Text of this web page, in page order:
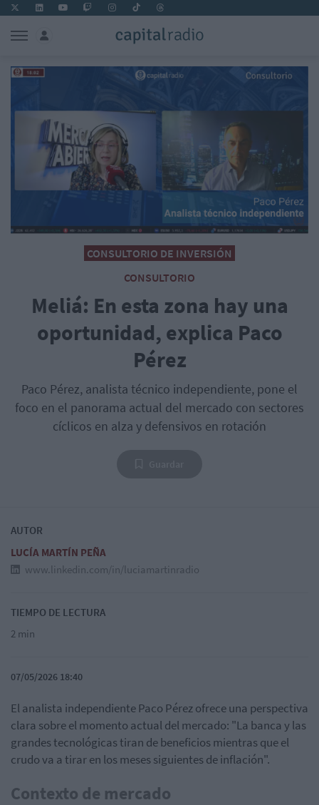
CONSULTORIO DE INVERSIÓN
CONSULTORIO
Meliá: En esta zona hay una
oportunidad, explica Paco
Pérez
Paco Pérez, analista técnico independiente, pone el
foco en el panorama actual del mercado con sectores
cíclicos en alza y defensivos en rotación
AUTOR
LUCÍA MARTÍN PEÑA
www.linkedin.com/in/luciamartinradio
TIEMPO DE LECTURA
2 min
07/05/2026 18:40
El analista independiente Paco Pérez ofrece una perspectiva
clara sobre el momento actual del mercado: "La banca y las
grandes tecnológicas tiran de beneficios mientras que el
crudo va a tirar en los meses siguientes de inflación".
Contexto de mercado